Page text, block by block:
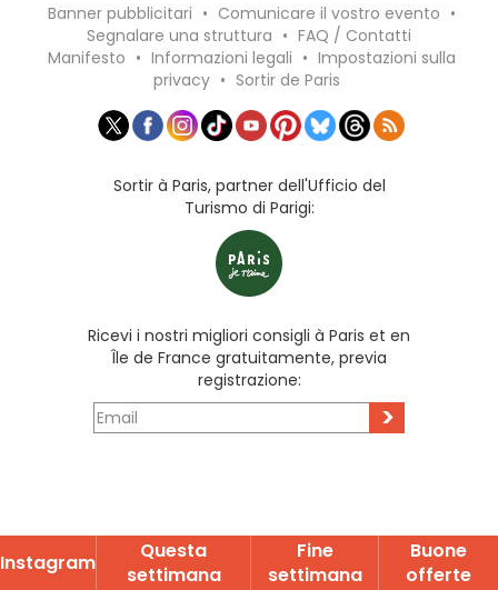
Banner pubblicitari • Comunicare il vostro evento •
Segnalare una struttura • FAQ / Contatti
Manifesto • Informazioni legali • Impostazioni sulla
privacy • Sortir de Paris
Sortir à Paris, partner dell'Ufficio del
Turismo di Parigi:
Ricevi i nostri migliori consigli à Paris et en
Île de France gratuitamente, previa
registrazione:
>
Instagram
Questa
settimana
Fine
settimana
Buone
offerte